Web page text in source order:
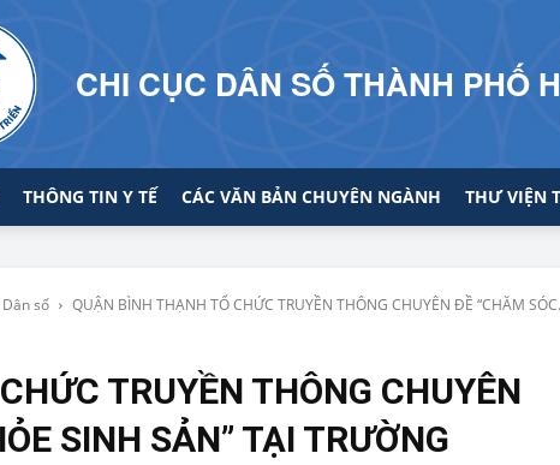
CHI CỤC DÂN SỐ THÀNH PHỐ
THÔNG TIN Y TẾ CÁC VĂN BẢN CHUYÊN NGÀNH THƯ VIỆN
số QUẬN BÌNH THẠNH TỔ CHỨC TRUYỀN THÔNG CHUYÊN ĐỀ “CHĂM
TRUYỀN THÔNG CHUYÊN
SINH SẢN” TẠI TRƯỜNG